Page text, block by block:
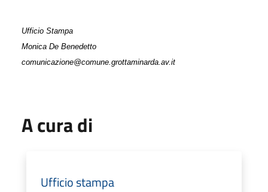
Ufficio Stampa
Monica De Benedetto
comunicazione@comune.grottaminarda.av.it
A cura di
Ufficio stampa